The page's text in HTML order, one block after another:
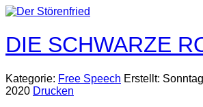
DIE SCHWARZE
Kategorie: Free Speech Erstellt:
2020 Drucken